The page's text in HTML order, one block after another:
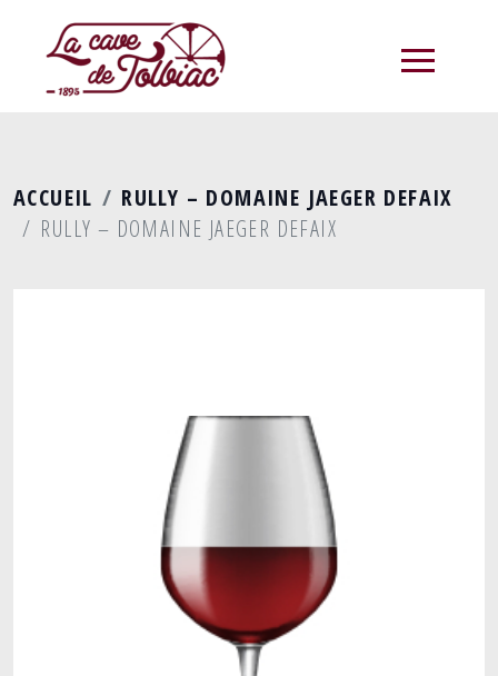
ACCUEIL
RULLY – DOMAINE JAEGER DEFAIX
RULLY – DOMAINE JAEGER DEFAIX